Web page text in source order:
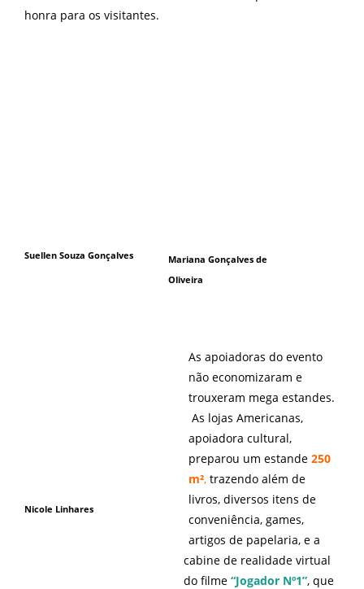
honra para os visitantes.
Suellen Souza Gonçalves
Mariana Gonçalves de
Oliveira
Nicole Linhares
As apoiadoras do evento
não economizaram e
trouxeram mega estandes.
As lojas Americanas,
apoiadora cultural,
preparou um estande 250
m², trazendo além de
livros, diversos itens de
conveniência, games,
artigos de papelaria, e a
cabine de realidade virtual
do filme “Jogador Nº1”, que